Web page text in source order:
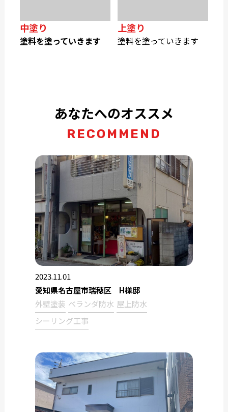
中塗り
塗料を塗っていきます
上塗り
塗料を塗っていきます
あなたへのオススメ
RECOMMEND
2023.11.01
愛知県名古屋市瑞穂区 H様邸
外壁塗装 ベランダ防水 屋上防水
シーリング工事